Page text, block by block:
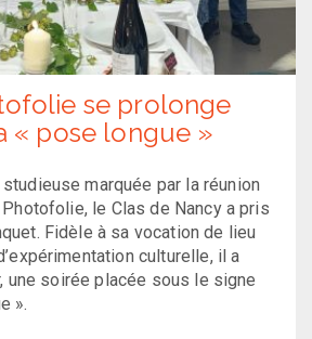
se prolonge
« pose longue »
marquée par la réunion
le Clas de Nancy a pris
Fidèle à sa vocation de lieu
culturelle, il a
une soirée placée sous le signe
».